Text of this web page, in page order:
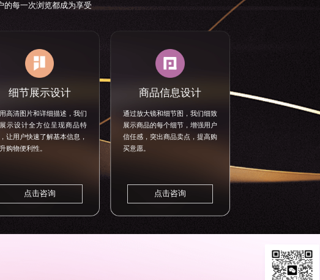
的每一次浏览都成为享受
细节展示设计
高清图片和详细描述，我们
示设计全方位呈现商品特
让用户快速了解基本信息，
购物便利性。
点击咨询
商品信息设计
通过放大镜和细节图，我们细致
展示商品的每个细节，增强用户
信任感，突出商品卖点，提高购
买意愿。
点击咨询